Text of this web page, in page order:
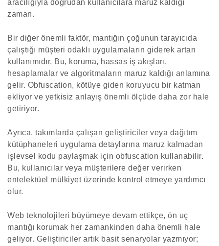
aracılığıyla doğrudan kullanıcılara maruz kaldığı
zaman.
Bir diğer önemli faktör, mantığın çoğunun tarayıcıda
çalıştığı müşteri odaklı uygulamaların giderek artan
kullanımıdır. Bu, koruma, hassas iş akışları,
hesaplamalar ve algoritmaların maruz kaldığı anlamına
gelir. Obfuscation, kötüye giden koruyucu bir katman
ekliyor ve yetkisiz anlayış önemli ölçüde daha zor hale
getiriyor.
Ayrıca, takımlarda çalışan geliştiriciler veya dağıtım
kütüphaneleri uygulama detaylarına maruz kalmadan
işlevsel kodu paylaşmak için obfuscation kullanabilir.
Bu, kullanıcılar veya müşterilere değer verirken
entelektüel mülkiyet üzerinde kontrol etmeye yardımcı
olur.
Web teknolojileri büyümeye devam ettikçe, ön uç
mantığı korumak her zamankinden daha önemli hale
geliyor. Geliştiriciler artık basit senaryolar yazmıyor;